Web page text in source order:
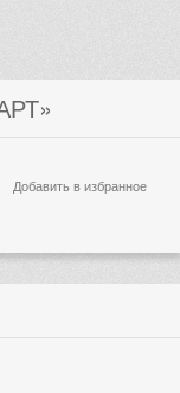
Добавить в избранное